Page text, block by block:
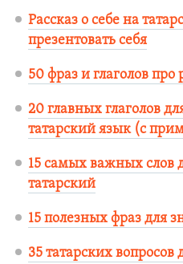
Рассказ о себе на
презентовать себя
50 фраз и глаголов про
20 главных глаголов
татарский язык (с
15 самых важных слов
татарский
15 полезных фраз для
35 татарских